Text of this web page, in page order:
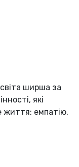
ширша за
які
життя: емпатію,